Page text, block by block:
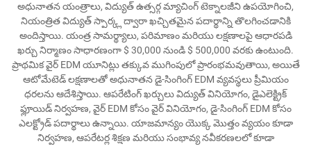
అధునాతన యంత్రాలు, విద్యుత్ ఉత్సర్గ మ్యాచింగ్ టెక్నాలజీని ఉపయోగించి,
నియంత్రిత విద్యుత్ స్పార్క్ల ద్వారా ఖచ్చితమైన పదార్థాన్ని తొలగించడానికి
అందిస్తాయి. యంత్ర సామర్థ్యాలు, పరిమాణం మరియు లక్షణాలపై ఆధారపడి
ఖర్చు నిర్మాణం సాధారణంగా $ 30,000 నుండి $ 500,000 వరకు ఉంటుంది.
ప్రాథమిక వైర్ EDM యూనిట్లు తక్కువ ముగింపులో ప్రారంభమవుతాయి, అయితే
ఆటోమేటెడ్ లక్షణాలతో అధునాతన డై-సింగింగ్ EDM వ్యవస్థలు ప్రీమియం
ధరలను ఆదేశిస్తాయి. ఆపరేటింగ్ ఖర్చులు విద్యుత్ వినియోగం, డైఎలెక్ట్రిక్
ఫ్లూయిడ్ నిర్వహణ, వైర్ EDM కోసం వైర్ వినియోగం, డై-సింగింగ్ EDM కోసం
ఎలక్ట్రోడ్ పదార్థాలు ఉన్నాయి. యాజమాన్యం యొక్క మొత్తం వ్యయం కూడా
నిర్వహణ, ఆపరేటర్ల శిక్షణ మరియు సంభావ్య నవీకరణలలో కూడా